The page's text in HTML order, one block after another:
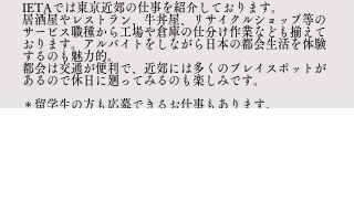
IETAでは東京近郊の仕事を紹介しております。
居酒屋やレストラン、牛丼屋、リサイクルショップ等の
サービス職種から工場や倉庫の仕分け作業なども揃えて
おります。アルバイトをしながら日本の都会生活を体験
するのも魅力的。
都会は交通が便利で、近郊には多くのプレイスポットが
あるので休日に廻ってみるのも楽しみです。
＊留学生の方も応募できるお仕事もあります。